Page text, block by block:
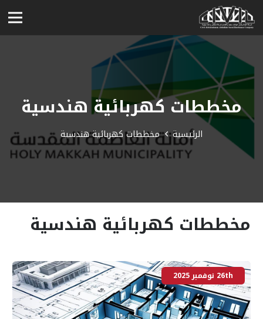
مخططات كهربائية هندسية
الرئيسية مخططات كهربائية هندسية
مخططات كهربائية هندسية
26th نوفمبر 2025